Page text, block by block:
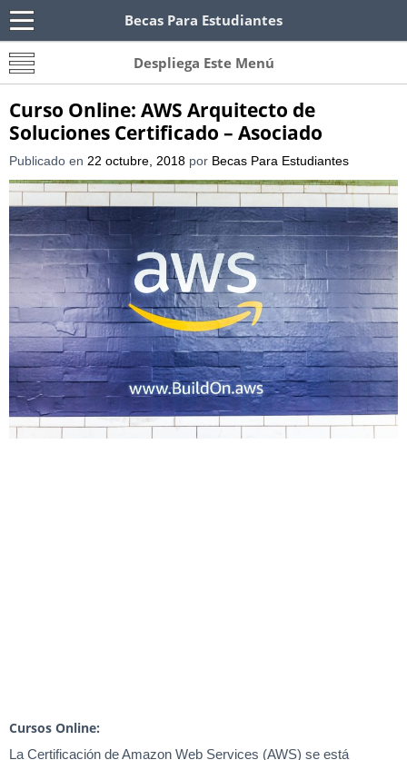
Becas Para Estudiantes
Becas Para Paraguayos
Oferta de becas para Paraguayos. Encuentra las
convocatorias y requisitos de becas para
Despliega Este Menú
Curso Online: AWS Arquitecto de
Soluciones Certificado – Asociado
Publicado en 22 octubre, 2018 por Becas Para Estudiantes
Cursos Online:
La Certificación de Amazon Web Services (AWS) se está